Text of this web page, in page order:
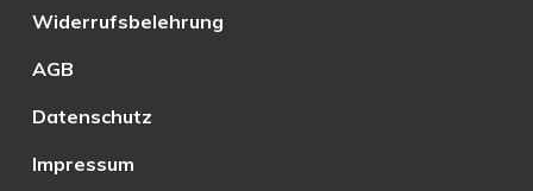
Widerrufsbelehrung
AGB
Datenschutz
Impressum